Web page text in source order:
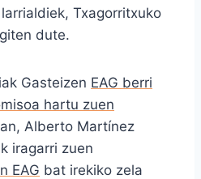
Txagorritxuko
dute.
Gasteizen EAG berri
hartu zuen
Alberto Martínez
iragarri zuen
EAG bat irekiko zela